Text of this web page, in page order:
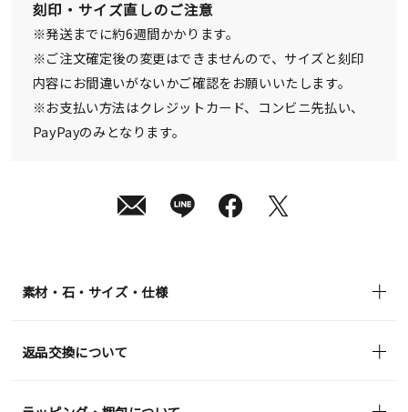
送
¥24,200 (tax
in)
刻印・サイズ直しのご注意
※発送までに約6週間かかります。
※ご注文確定後の変更はできませんので、サイズと刻印
内容にお間違いがないかご確認をお願いいたします。
※お支払い方法はクレジットカード、コンビニ先払い、
PayPayのみとなります。
素材・石・サイズ・仕様
返品交換について